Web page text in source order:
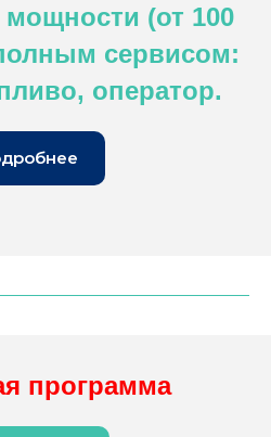
(от 100
сервисом:
оператор.
программа